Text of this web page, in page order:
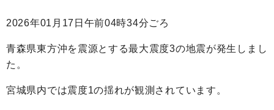
2026年01月17日午前04時34分ごろ
青森県東方沖を震源とする最大震度3の地震が発生しまし
た。
宮城県内では震度1の揺れが観測されています。